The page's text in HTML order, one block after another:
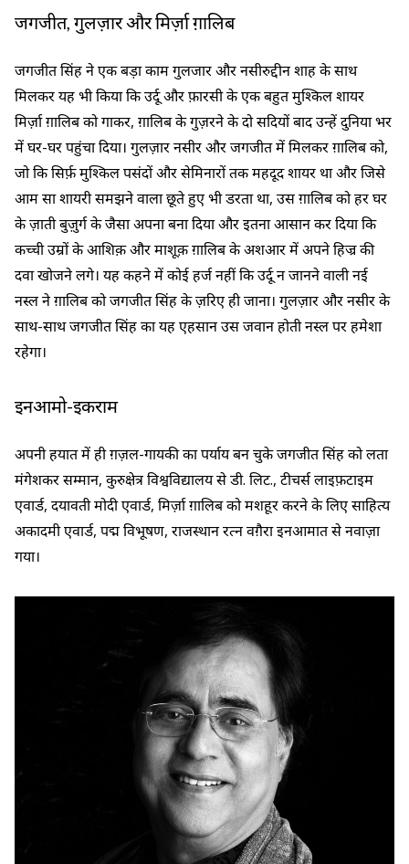
जगजीत, गुलज़ार और मिर्ज़ा ग़ालिब
जगजीत सिंह ने एक बड़ा काम गुलजार और नसीरुद्दीन शाह के साथ
मिलकर यह भी किया कि उर्दू और फ़ारसी के एक बहुत मुश्किल शायर
मिर्ज़ा ग़ालिब को गाकर, ग़ालिब के गुज़रने के दो सदियों बाद उन्हें दुनिया भर
में घर-घर पहुंचा दिया। गुलज़ार नसीर और जगजीत में मिलकर ग़ालिब को,
जो कि सिर्फ़ मुश्किल पसंदों और सेमिनारों तक महदूद शायर था और जिसे
आम सा शायरी समझने वाला छूते हुए भी डरता था, उस ग़ालिब को हर घर
के ज़ाती बुज़ुर्ग के जैसा अपना बना दिया और इतना आसान कर दिया कि
कच्ची उम्रों के आशिक़ और माशूक़ ग़ालिब के अशआर में अपने हिज्र की
दवा खोजने लगे। यह कहने में कोई हर्ज नहीं कि उर्दू न जानने वाली नई
नस्ल ने ग़ालिब को जगजीत सिंह के ज़रिए ही जाना। गुलज़ार और नसीर के
साथ-साथ जगजीत सिंह का यह एहसान उस जवान होती नस्ल पर हमेशा
रहेगा।
इनआमो-इकराम
अपनी हयात में ही ग़ज़ल-गायकी का पर्याय बन चुके जगजीत सिंह को लता
मंगेशकर सम्मान, कुरुक्षेत्र विश्वविद्यालय से डी. लिट., टीचर्स लाइफ़टाइम
एवार्ड, दयावती मोदी एवार्ड, मिर्ज़ा ग़ालिब को मशहूर करने के लिए साहित्य
अकादमी एवार्ड, पद्म विभूषण, राजस्थान रत्न वग़ैरा इनआमात से नवाज़ा
गया।